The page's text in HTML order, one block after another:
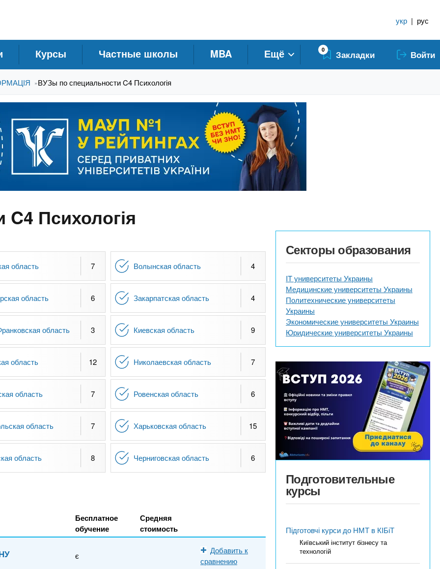
укр | рус
Курсы Частные школы MBA Ещё 0 Закладки Войти
»ВУЗы по специальности C4 Психологія
Психологія
область 7 Волынская область 4
область 6 Закарпатская область 4
область 3 Киевская область 9
область 12 Николаевская область 7
область 7 Ровенская область 6
область 7 Харьковская область 15
область 8 Черниговская область 6
Бесплатное
обучение
Средняя
стоимость
є
Добавить к
сравнению
Секторы образования
IT университеты Украины
Медицинские университеты Украины
Политехнические университеты
Украины
Экономические университеты Украины
Юридические университеты Украины
Подготовительные
курсы
Підготовчі курси до НМТ в КІБіТ
Київський інститут бізнесу та
технологій